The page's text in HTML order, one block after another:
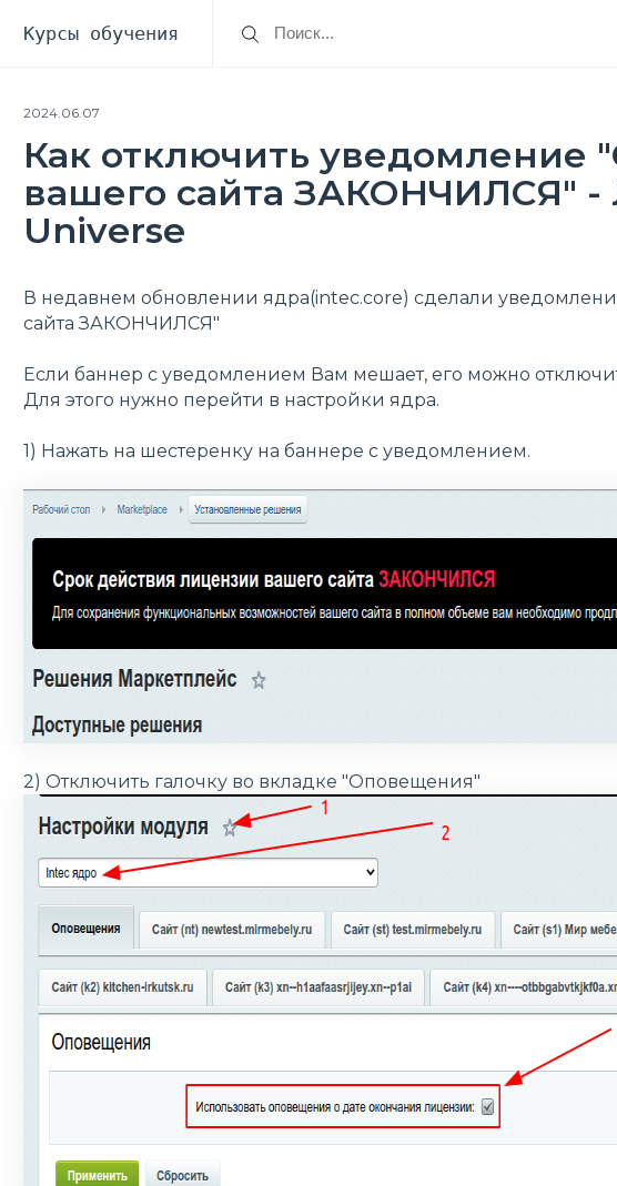
Курсы обучения
2024.06.07
Как отключить уведомление
вашего сайта ЗАКОНЧИЛСЯ" -
Universe
В недавнем обновлении ядра(intec.core) сделали
сайта ЗАКОНЧИЛСЯ"
Если баннер с уведомлением Вам мешает, его можно
Для этого нужно перейти в настройки ядра.
1) Нажать на шестеренку на баннере с уведомлением.
2) Отключить галочку во вкладке "Оповещения"